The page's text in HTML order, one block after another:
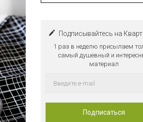
Подписывайтесь на
1 раз в неделю присылаем
самый душевный и
материал